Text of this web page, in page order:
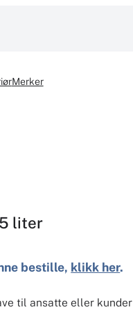
Merker
liter
bestille, klikk her.
til ansatte eller kunder